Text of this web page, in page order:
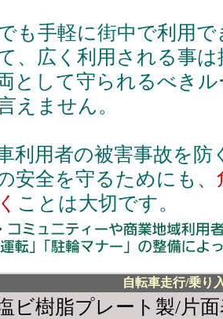
も手軽に街中で利用
、広く利用される事
として守られるべき
えません。
利用者の被害事故を
安全を守るためにも、
ことは大切です。
自転車走行/乗り
ビ樹脂プレート製/片